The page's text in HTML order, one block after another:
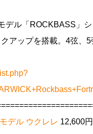
ル「ROCKBASS」シ
アップを搭載。4弦、5
デル ウクレレ 12,600